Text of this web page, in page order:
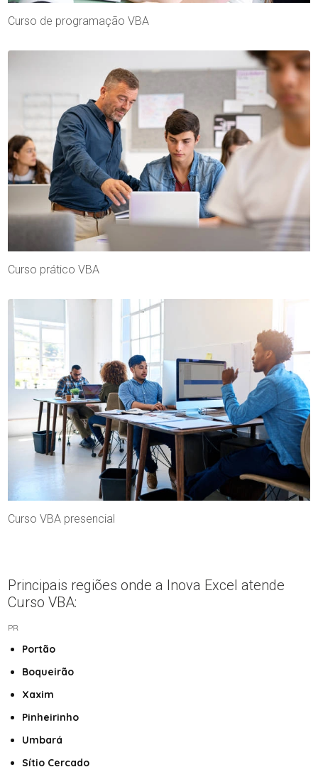
Curso de programação VBA
Curso prático VBA
Curso VBA presencial
Principais regiões onde a Inova Excel atende
Curso VBA:
PR
Portão
Boqueirão
Xaxim
Pinheirinho
Umbará
Sítio Cercado